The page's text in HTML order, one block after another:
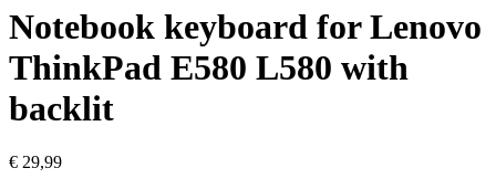
Notebook keyboard for Lenovo
ThinkPad E580 L580 with
backlit
€ 29,99